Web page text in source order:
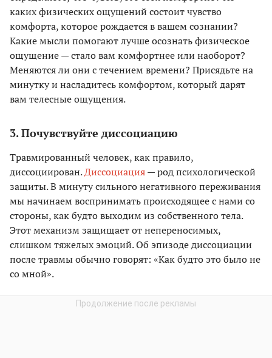
каких физических ощущений состоит чувство
комфорта, которое рождается в вашем сознании?
Какие мысли помогают лучше осознать физическое
ощущение — стало вам комфортнее или наоборот?
Меняются ли они с течением времени? Присядьте на
минутку и насладитесь комфортом, который дарят
вам телесные ощущения.
3. Почувствуйте диссоциацию
Травмированный человек, как правило,
диссоциирован.Диссоциация— род психологической
защиты. В минуту сильного негативного переживания
мы начинаем воспринимать происходящее с нами со
стороны, как будто выходим из собственного тела.
Этот механизм защищает от непереносимых,
слишком тяжелых эмоций. Об эпизоде диссоциации
после травмы обычно говорят: «Как будто это было не
со мной».